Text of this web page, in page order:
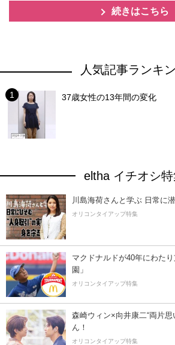
続きはこちら
人気記事ランキ
37歳女性の13年間の変化
eltha イチオシ
川島海荷さんと学ぶ 日常に
オリコンタイアップ特集
マクドナルドが40年にわた
園」
オリコンタイアップ特集
森崎ウィン×向井康二“両片思
ん！
オリコンタイアップ特集